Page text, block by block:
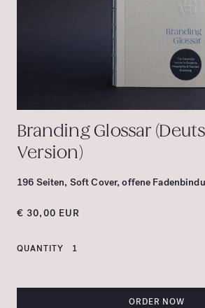
Branding Glossar
Version)
196 Seiten, Soft Cover, offene
€ 30,00 EUR
QUANTITY
ORDER NOW